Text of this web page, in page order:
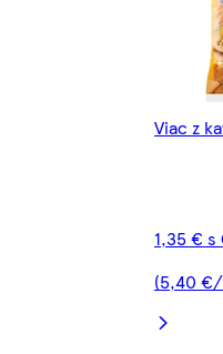
Viac z
1,35 €
(5,40